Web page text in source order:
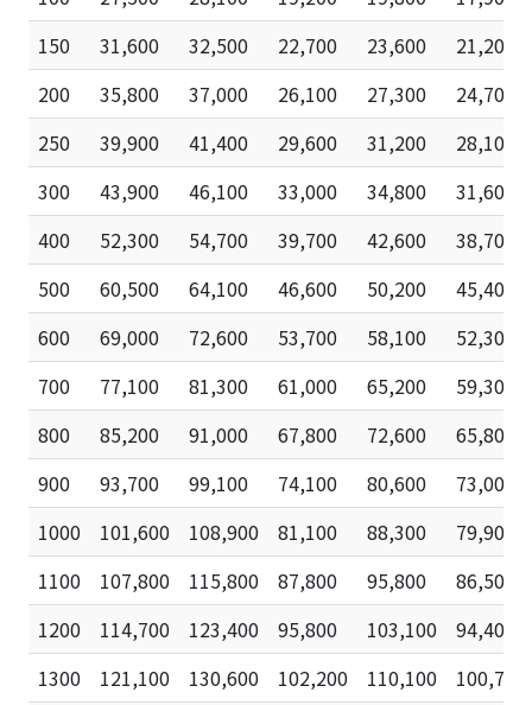
150
31,600 32,500 22,700 23,600
21,200
200
35,800 37,000 26,100 27,300
24,700
250
39,900 41,400 29,600 31,200
28,100
300
43,900 46,100 33,000 34,800
31,600
400
52,300 54,700 39,700 42,600
38,700
500
60,500 64,100 46,600 50,200
45,400
600
69,000 72,600 53,700 58,100
52,300
700
77,100 81,300 61,000 65,200
59,300
800
85,200 91,000 67,800 72,600
65,800
900
93,700 99,100 74,100 80,600
73,000
1000
101,600 108,900 81,100 88,300
79,900
1100
107,800 115,800 87,800 95,800
86,500
1200
114,700 123,400 95,800 103,100
94,400
1300
121,100 130,600 102,200 110,100
100,700